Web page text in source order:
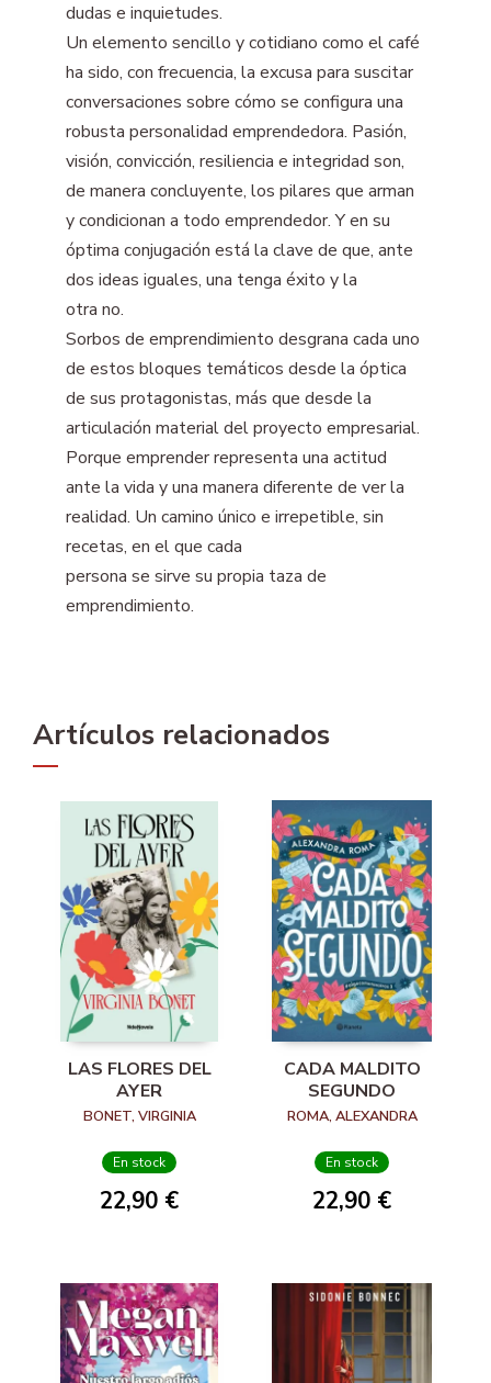
dudas e inquietudes.
Un elemento sencillo y cotidiano como el café
ha sido, con frecuencia, la excusa para suscitar
conversaciones sobre cómo se configura una
robusta personalidad emprendedora. Pasión,
visión, convicción, resiliencia e integridad son,
de manera concluyente, los pilares que arman
y condicionan a todo emprendedor. Y en su
óptima conjugación está la clave de que, ante
dos ideas iguales, una tenga éxito y la
otra no.
Sorbos de emprendimiento desgrana cada uno
de estos bloques temáticos desde la óptica
de sus protagonistas, más que desde la
articulación material del proyecto empresarial.
Porque emprender representa una actitud
ante la vida y una manera diferente de ver la
realidad. Un camino único e irrepetible, sin
recetas, en el que cada
persona se sirve su propia taza de
emprendimiento.
Artículos relacionados
LAS FLORES DEL
AYER
BONET, VIRGINIA
En stock
22,90 €
CADA MALDITO
SEGUNDO
ROMA, ALEXANDRA
En stock
22,90 €